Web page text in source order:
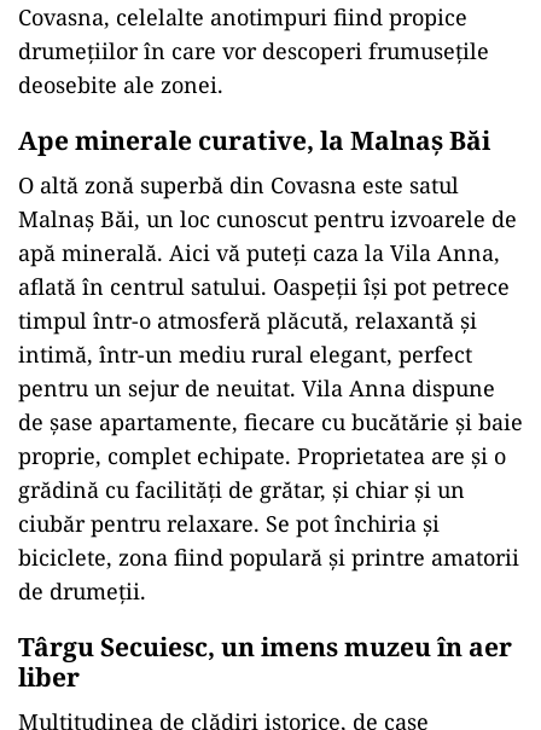
Covasna, celelalte anotimpuri fiind propice
drumeţiilor în care vor descoperi frumuseţile
deosebite ale zonei.
Ape minerale curative, la Malnaș Băi
O altă zonă superbă din Covasna este satul
Malnaș Băi, un loc cunoscut pentru izvoarele de
apă minerală. Aici vă puteți caza la Vila Anna,
aflată în centrul satului. Oaspeții își pot petrece
timpul într-o atmosferă plăcută, relaxantă și
intimă, într-un mediu rural elegant, perfect
pentru un sejur de neuitat. Vila Anna dispune
de șase apartamente, fiecare cu bucătărie și baie
proprie, complet echipate. Proprietatea are și o
grădină cu facilități de grătar, și chiar și un
ciubăr pentru relaxare. Se pot închiria și
biciclete, zona fiind populară și printre amatorii
de drumeții.
Târgu Secuiesc, un imens muzeu în aer
liber
Multitudinea de clădiri istorice, de case